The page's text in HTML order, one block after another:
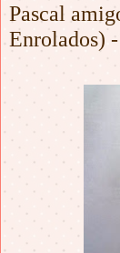
Pascal
Enrolados)